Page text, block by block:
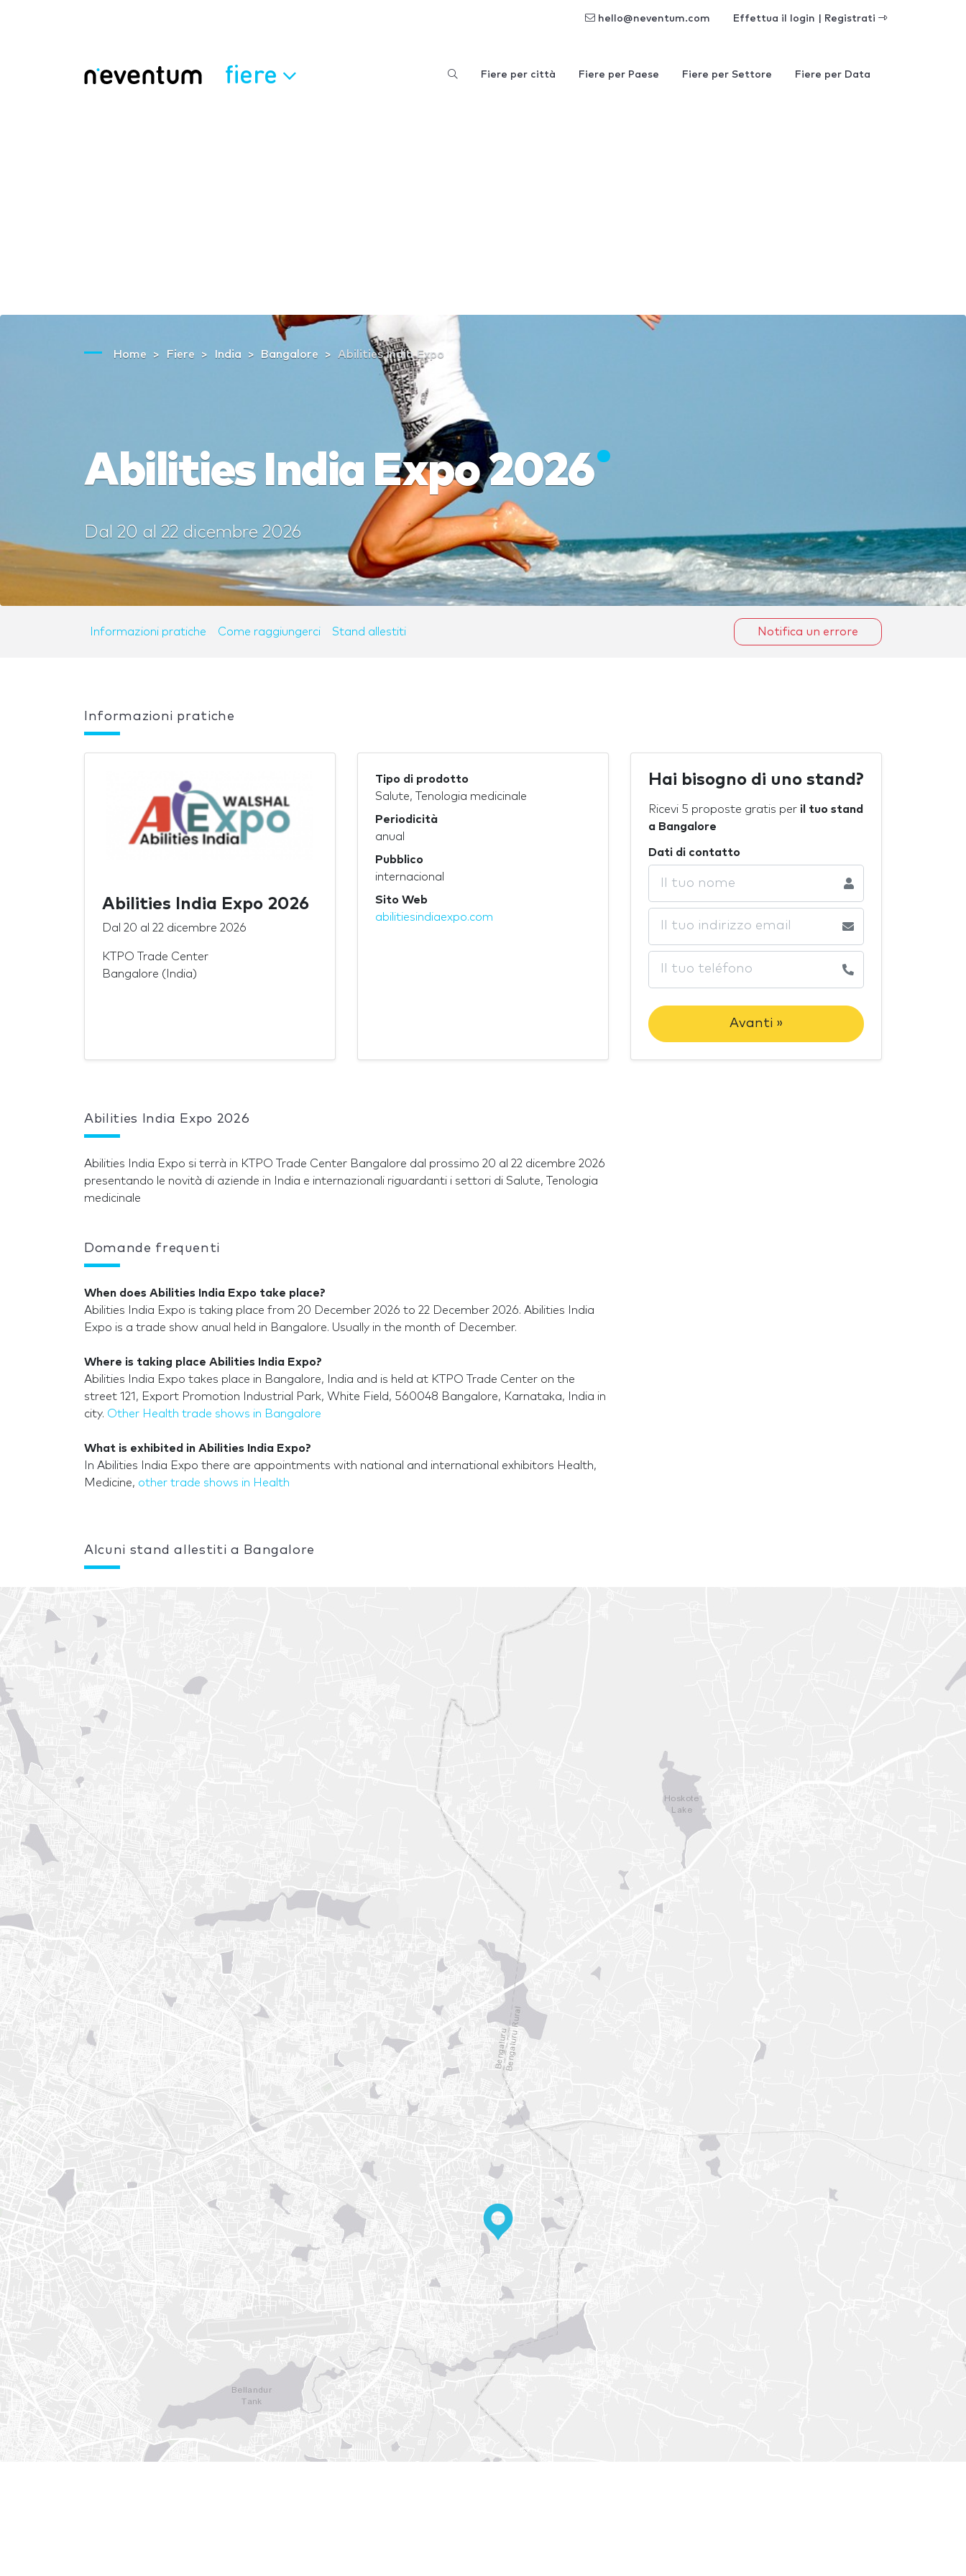
hello@neventum.com Effettua il login | Registrati
fiere Fiere per città Fiere per Paese Fiere per Settore Fiere per Data
Home Fiere India Bangalore Abilities India Expo
Abilities India Expo 2026
Dal 20 al 22 dicembre 2026
Informazioni pratiche Come raggiungerci Stand allestiti Notifica un errore
Informazioni pratiche
Abilities India Expo 2026
Dal 20 al 22 dicembre 2026
KTPO Trade Center
Bangalore (India)
Tipo di prodotto
Salute, Tenologia medicinale
Periodicità
anual
Pubblico
internacional
Sito Web
abilitiesindiaexpo.com
Hai bisogno di uno stand?
Ricevi 5 proposte gratis per il tuo stand
a Bangalore
Dati di contatto
Avanti »
Abilities India Expo 2026
Abilities India Expo si terrà in KTPO Trade Center Bangalore dal prossimo 20 al 22 dicembre 2026
presentando le novità di aziende in India e internazionali riguardanti i settori di Salute, Tenologia
medicinale
Domande frequenti
When does Abilities India Expo take place?
Abilities India Expo is taking place from 20 December 2026 to 22 December 2026. Abilities India
Expo is a trade show anual held in Bangalore. Usually in the month of December.
Where is taking place Abilities India Expo?
Abilities India Expo takes place in Bangalore, India and is held at KTPO Trade Center on the
street 121, Export Promotion Industrial Park, White Field, 560048 Bangalore, Karnataka, India in
city. Other Health trade shows in Bangalore
What is exhibited in Abilities India Expo?
In Abilities India Expo there are appointments with national and international exhibitors Health,
Medicine, other trade shows in Health
Alcuni stand allestiti a Bangalore